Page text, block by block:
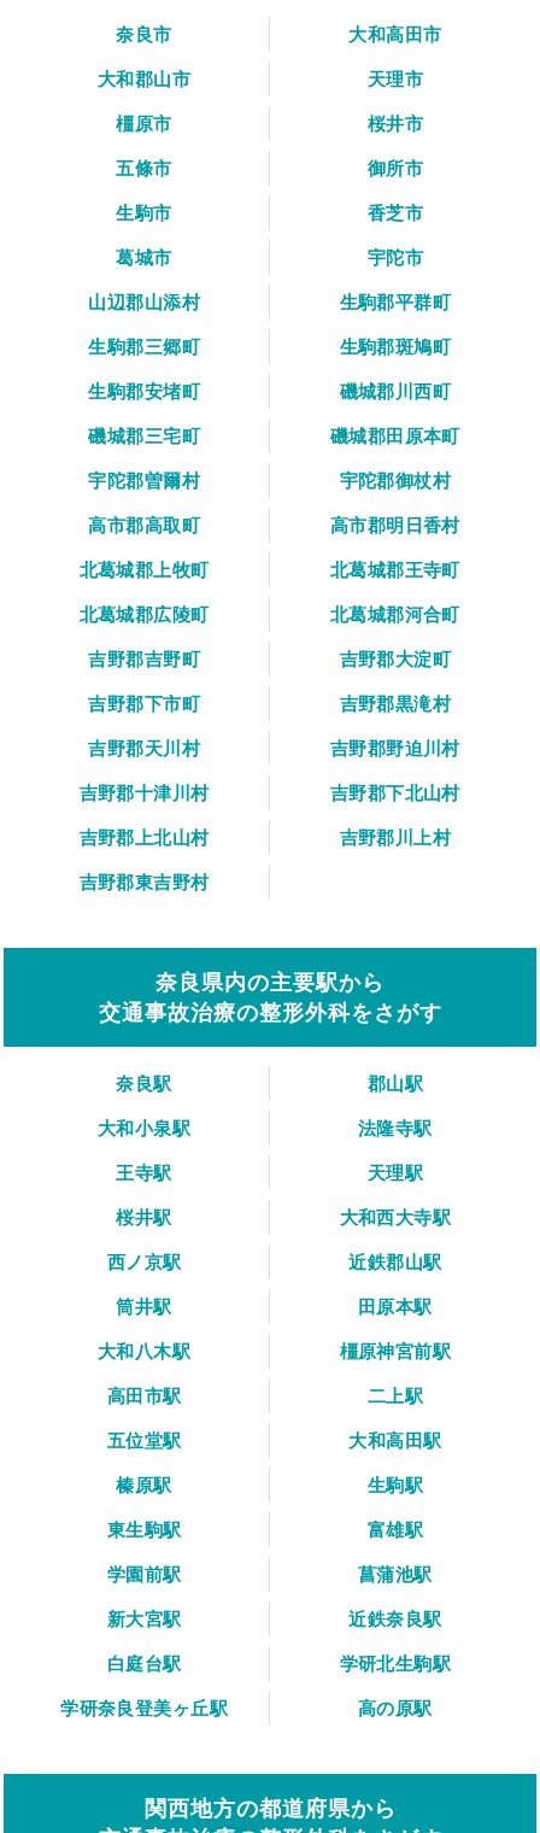
奈良市
大和高田市
大和郡山市
天理市
橿原市
桜井市
五條市
御所市
生駒市
香芝市
葛城市
宇陀市
山辺郡山添村
生駒郡平群町
生駒郡三郷町
生駒郡斑鳩町
生駒郡安堵町
磯城郡川西町
磯城郡三宅町
磯城郡田原本町
宇陀郡曽爾村
宇陀郡御杖村
高市郡高取町
高市郡明日香村
北葛城郡上牧町
北葛城郡王寺町
北葛城郡広陵町
北葛城郡河合町
吉野郡吉野町
吉野郡大淀町
吉野郡下市町
吉野郡黒滝村
吉野郡天川村
吉野郡野迫川村
吉野郡十津川村
吉野郡下北山村
吉野郡上北山村
吉野郡川上村
吉野郡東吉野村
奈良県内の主要駅から
交通事故治療の整形外科をさがす
奈良駅
郡山駅
大和小泉駅
法隆寺駅
王寺駅
天理駅
桜井駅
大和西大寺駅
西ノ京駅
近鉄郡山駅
筒井駅
田原本駅
大和八木駅
橿原神宮前駅
高田市駅
二上駅
五位堂駅
大和高田駅
榛原駅
生駒駅
東生駒駅
富雄駅
学園前駅
菖蒲池駅
新大宮駅
近鉄奈良駅
白庭台駅
学研北生駒駅
学研奈良登美ヶ丘駅
高の原駅
関西地方の都道府県から